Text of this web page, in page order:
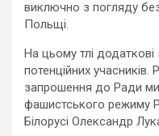
виключно з погляду
Польщі.
На цьому тлі
потенційних
запрошення до Ради
фашистського режиму
Білорусі Олександр